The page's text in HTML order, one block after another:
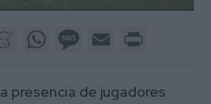
MeneameWhatsAppMessage
Email
presencia de jugadores